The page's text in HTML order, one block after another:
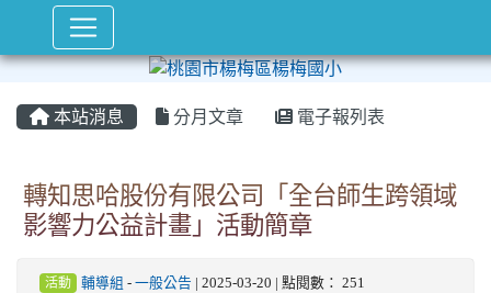
本站消息 分月文章 電子報列表
轉知思哈股份有限公司「全台師生跨領域
影響力公益計畫」活動簡章
活動 輔導組 - 一般公告 | 2025-03-20 | 點閱數： 251